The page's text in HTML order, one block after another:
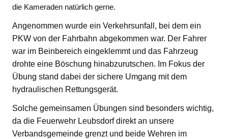
die Kameraden natürlich gerne.
Angenommen wurde ein Verkehrsunfall, bei dem ein
PKW von der Fahrbahn abgekommen war. Der Fahrer
war im Beinbereich eingeklemmt und das Fahrzeug
drohte eine Böschung hinabzurutschen. Im Fokus der
Übung stand dabei der sichere Umgang mit dem
hydraulischen Rettungsgerät.
Solche gemeinsamen Übungen sind besonders wichtig,
da die Feuerwehr Leubsdorf direkt an unsere
Verbandsgemeinde grenzt und beide Wehren im